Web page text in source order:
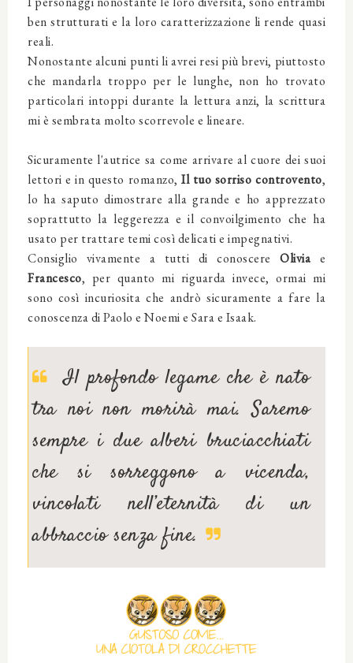
ben strutturati e la loro caratterizzazione li rende quasi
reali.
Nonostante alcuni punti li avrei resi più brevi, piuttosto
che mandarla troppo per le lunghe, non ho trovato
particolari intoppi durante la lettura anzi, la scrittura
mi è sembrata molto scorrevole e lineare.
Sicuramente l'autrice sa come arrivare al cuore dei suoi
lettori e in questo romanzo,Il tuo sorriso controvento,
lo ha saputo dimostrare alla grande e ho apprezzato
soprattutto la leggerezza e il convoilgimento che ha
usato per trattare temi così delicati e impegnativi.
Consiglio vivamente a tutti di conoscereOlivia e
Francesco, per quanto mi riguarda invece, ormai mi
sono così incuriosita che andrò sicuramente a fare la
conoscenza di Paolo e Noemi e Sara e Isaak.
Il profondo legame che è nato
tra noi non morirà mai. Saremo
sempre i due alberi bruciacchiati
che si sorreggono a vicenda,
vincolati nell’eternità di un
abbraccio senza fine.